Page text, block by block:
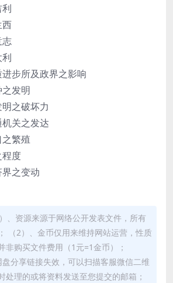
步所及政界之影响
发明
之破坏力
关之发达
繁殖
度
之变动
、资源来源于网络公开发表文件，所有
（2）、金币仅用来维持网站运营，性质
非购买文件费用（1元=1金币）；
盘分享链接失效，可以扫描客服微信二维
处理的或将资料发送至您提交的邮箱；